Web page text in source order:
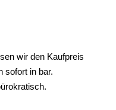
wir den Kaufpreis
sofort in bar.